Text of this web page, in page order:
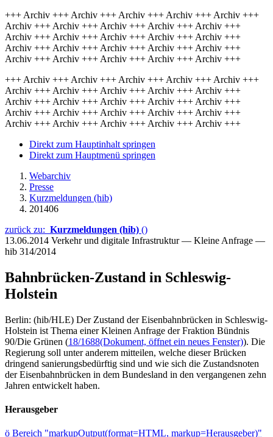
+++ Archiv +++ Archiv +++ Archiv +++ Archiv +++ Archiv +++
Archiv +++ Archiv +++ Archiv +++ Archiv +++ Archiv +++
Archiv +++ Archiv +++ Archiv +++ Archiv +++ Archiv +++
Archiv +++ Archiv +++ Archiv +++ Archiv +++ Archiv +++
Archiv +++ Archiv +++ Archiv +++ Archiv +++ Archiv +++
+++ Archiv +++ Archiv +++ Archiv +++ Archiv +++ Archiv +++
Archiv +++ Archiv +++ Archiv +++ Archiv +++ Archiv +++
Archiv +++ Archiv +++ Archiv +++ Archiv +++ Archiv +++
Archiv +++ Archiv +++ Archiv +++ Archiv +++ Archiv +++
Archiv +++ Archiv +++ Archiv +++ Archiv +++ Archiv +++
Direkt zum Hauptinhalt springen
Direkt zum Hauptmenü springen
Webarchiv
Presse
Kurzmeldungen (hib)
201406
zurück zu: Kurzmeldungen (hib) ()
13.06.2014 Verkehr und digitale Infrastruktur — Kleine Anfrage —
hib 314/2014
Bahnbrücken-Zustand in Schleswig-
Holstein
Berlin: (hib/HLE) Der Zustand der Eisenbahnbrücken in Schleswig-
Holstein ist Thema einer Kleinen Anfrage der Fraktion Bündnis
90/Die Grünen (18/1688(Dokument, öffnet ein neues Fenster)). Die
Regierung soll unter anderem mitteilen, welche dieser Brücken
dringend sanierungsbedürftig sind und wie sich die Zustandsnoten
der Eisenbahnbrücken in dem Bundesland in den vergangenen zehn
Jahren entwickelt haben.
Herausgeber
ö Bereich "markupOutput(format=HTML, markup=Herausgeber)"